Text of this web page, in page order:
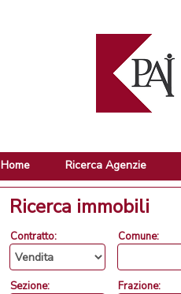
Home Ricerca Agenzie
Ricerca immobili
Contratto:
Sezione:
Comune:
Frazione: